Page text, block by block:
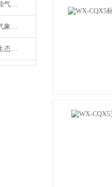
无械精准感知：超声波智能气象监测设备的革新之力
无界感知：超声波一体式气象监测站，重构气象数据新生态
超声波守望：超声波草原生态监测站科技为草原生态筑起智慧屏障